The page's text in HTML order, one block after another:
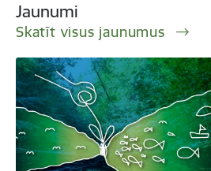
Jaunumi
Skatīt visus jaunumus